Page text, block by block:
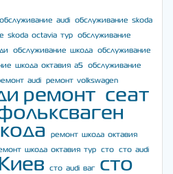
обслуживание audi
обслуживание skoda
skoda octavia тур
обслуживание
обслуживание шкода
обслуживание
шкода октавия а5
обслуживание
audi ремонт volkswagen
ремонт сеат
ремонт шкода октавия
шкода октавия тур сто сто audi
сто audi ваг
сто